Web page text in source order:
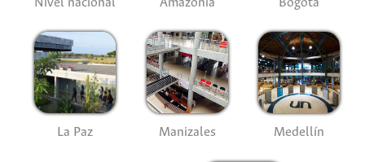
Nivel nacional Amazonía Bogotá
La Paz Manizales Medellín